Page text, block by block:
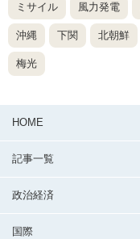
ミサイル 風力発電
沖縄 下関 北朝鮮
梅光
HOME
記事一覧
政治経済
国際